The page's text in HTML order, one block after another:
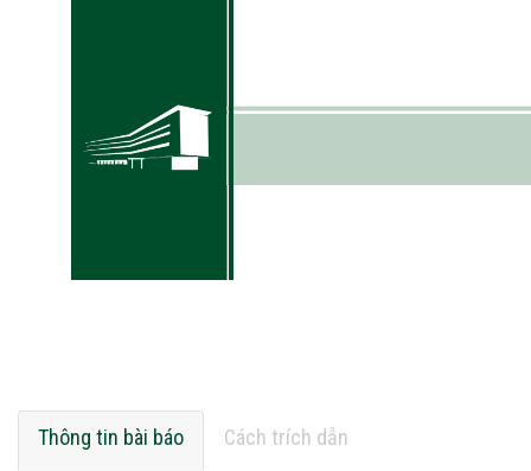
Thông tin bài báo Cách trích dẫn